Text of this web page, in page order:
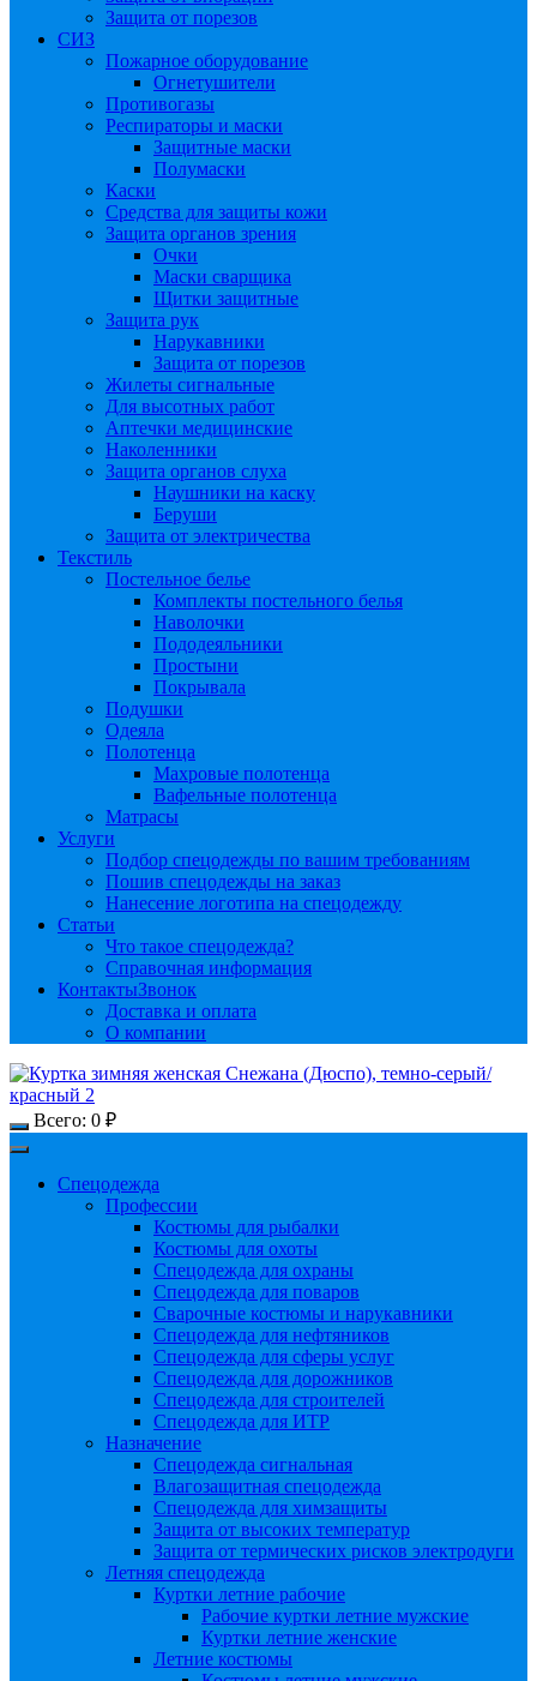
Защита от порезов
СИЗ
Пожарное оборудование
Огнетушители
Противогазы
Респираторы и маски
Защитные маски
Полумаски
Каски
Средства для защиты кожи
Защита органов зрения
Очки
Маски сварщика
Щитки защитные
Защита рук
Нарукавники
Защита от порезов
Жилеты сигнальные
Для высотных работ
Аптечки медицинские
Наколенники
Защита органов слуха
Наушники на каску
Беруши
Защита от электричества
Текстиль
Постельное белье
Комплекты постельного белья
Наволочки
Пододеяльники
Простыни
Покрывала
Подушки
Одеяла
Полотенца
Махровые полотенца
Вафельные полотенца
Матрасы
Услуги
Подбор спецодежды по вашим требованиям
Пошив спецодежды на заказ
Нанесение логотипа на спецодежду
Статьи
Что такое спецодежда?
Справочная информация
КонтактыЗвонок
Доставка и оплата
О компании
Всего: 0 ₽
Спецодежда
Профессии
Костюмы для рыбалки
Костюмы для охоты
Спецодежда для охраны
Спецодежда для поваров
Сварочные костюмы и нарукавники
Спецодежда для нефтяников
Спецодежда для сферы услуг
Спецодежда для дорожников
Спецодежда для строителей
Спецодежда для ИТР
Назначение
Спецодежда сигнальная
Влагозащитная спецодежда
Спецодежда для химзащиты
Защита от высоких температур
Защита от термических рисков электродуги
Летняя спецодежда
Куртки летние рабочие
Рабочие куртки летние мужские
Куртки летние женские
Летние костюмы